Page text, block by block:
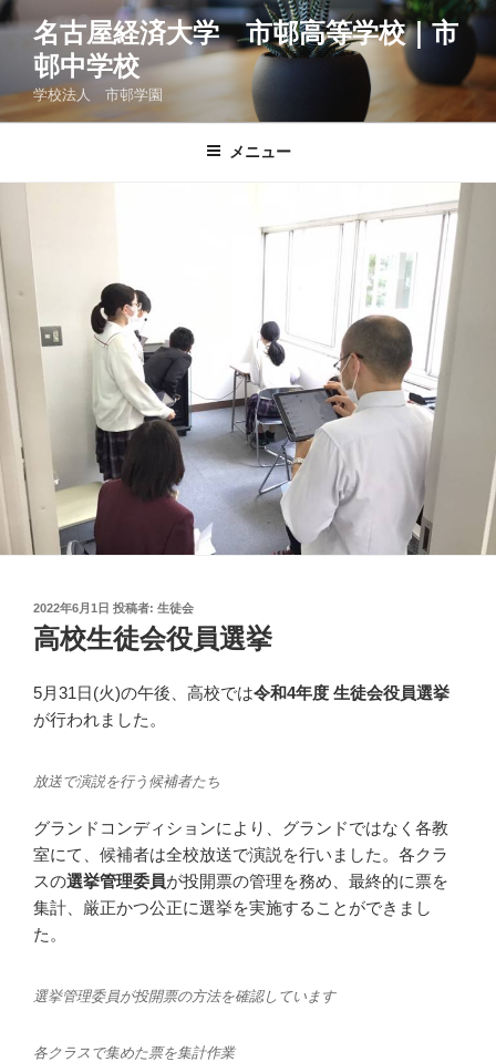
コ
ン
ツ
プ
名古屋経済大学 市邨高等学校｜市
邨中学校
学校法人 市邨学園
メニュー
投
稿
日:
2022年6月1日 投稿者: 生徒会
高校生徒会役員選挙
5月31日(火)の午後、高校では令和4年度 生徒会役員選挙
が行われました。
放送で演説を行う候補者たち
グランドコンディションにより、グランドではなく各教
室にて、候補者は全校放送で演説を行いました。各クラ
スの選挙管理委員が投開票の管理を務め、最終的に票を
集計、厳正かつ公正に選挙を実施することができまし
た。
選挙管理委員が投開票の方法を確認しています
各クラスで集めた票を集計作業